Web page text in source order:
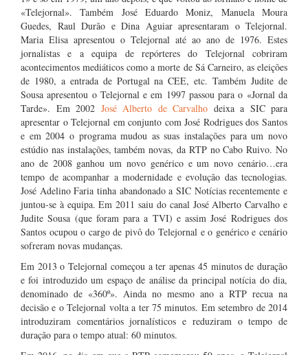
«Telejornal». Também José Eduardo Moniz, Manuela Moura
Guedes, Raul Durão e Dina Aguiar apresentaram o Telejornal.
Maria Elisa apresentou o Telejornal até ao ano de 1976. Estes
jornalistas e a equipa de repórteres do Telejornal cobriram
acontecimentos mediáticos como a morte de Sá Carneiro, as eleições
de 1980, a entrada de Portugal na CEE, etc. Também Judite de
Sousa apresentou o Telejornal e em 1997 passou para o «Jornal da
Tarde». Em 2002 José Alberto de Carvalho deixa a SIC para
apresentar o Telejornal em conjunto com José Rodrigues dos Santos
e em 2004 o programa mudou as suas instalações para um novo
estúdio nas instalações, também novas, da RTP no Cabo Ruivo. No
ano de 2008 ganhou um novo genérico e um novo cenário…era
tempo de acompanhar a modernidade e evolução das tecnologias.
José Adelino Faria tinha abandonado a SIC Notícias recentemente e
juntou-se à equipa. Em 2011 saiu do canal José Alberto Carvalho e
Judite Sousa (que foram para a TVI) e assim José Rodrigues dos
Santos ocupou o cargo de pivô do Telejornal e o genérico e cenário
sofreram novas mudanças.
Em 2013 o Telejornal começou a ter apenas 45 minutos de duração
e foi introduzido um espaço de análise da principal notícia do dia,
denominado de «360º». Ainda no mesmo ano a RTP recua na
decisão e o Telejornal volta a ter 75 minutos. Em setembro de 2014
introduziram comentários jornalísticos e reduziram o tempo de
duração para o tempo atual: 60 minutos.